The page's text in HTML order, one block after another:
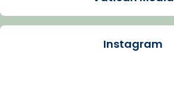
View on Facebook · Share
Arquebisbat de Barcelona
Instagram